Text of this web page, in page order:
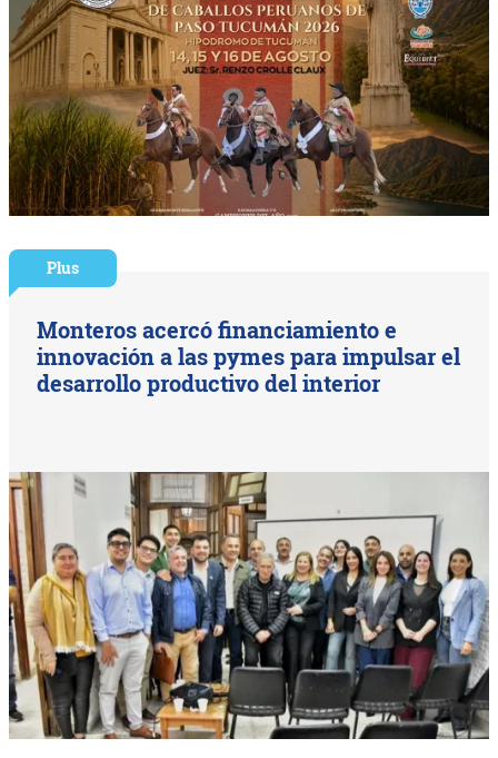
Plus
Monteros acercó financiamiento e
innovación a las pymes para impulsar el
desarrollo productivo del interior